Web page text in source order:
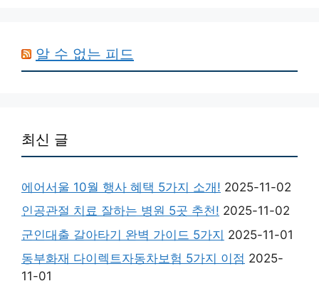
알 수 없는 피드
최신 글
에어서울 10월 행사 혜택 5가지 소개! 2025-11-02
인공관절 치료 잘하는 병원 5곳 추천! 2025-11-02
군인대출 갈아타기 완벽 가이드 5가지 2025-11-01
동부화재 다이렉트자동차보험 5가지 이점 2025-
11-01